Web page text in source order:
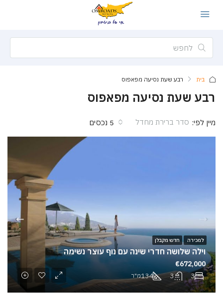
בית רבע שעת נסיעה מפאפוס
רבע שעת נסיעה מפאפוס
5 נכסים מיין לפי: סדר ברירת מחדל
וילה שלושה חדרי שינה עם נוף עוצר נשימה
3
3
134מ"ר
€672,000
למכירה חדש מקבלן